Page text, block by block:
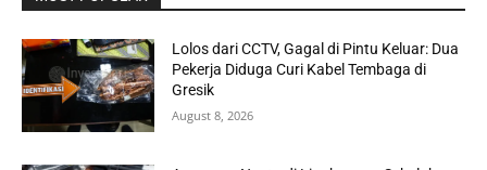
Lolos dari CCTV, Gagal di Pintu Keluar: Dua
Pekerja Diduga Curi Kabel Tembaga di
Gresik
August 8, 2026